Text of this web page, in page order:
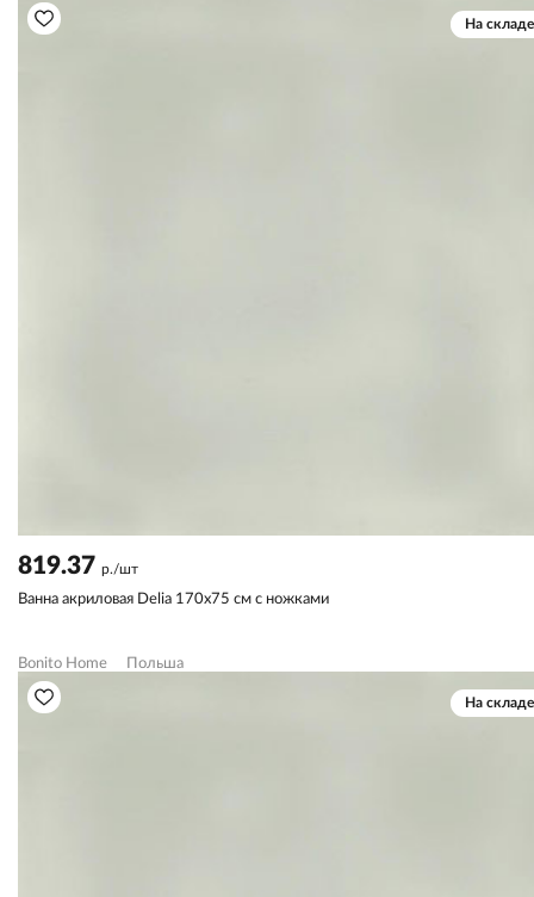
На складе
819.37 р./шт
Ванна акриловая Delia 170х75 см с ножками
Bonito Home Польша
На складе